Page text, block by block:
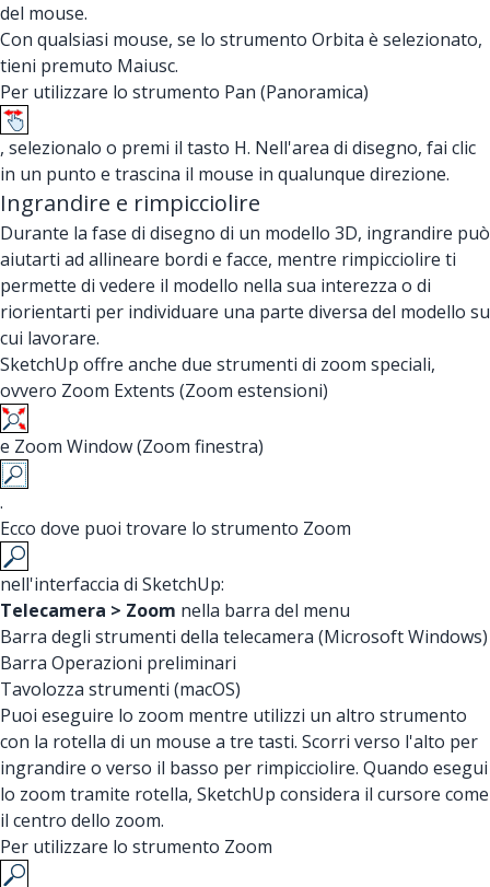
del mouse.
Con qualsiasi mouse, se lo strumento Orbita è selezionato,
tieni premuto Maiusc.
Per utilizzare lo strumento Pan (Panoramica)
, selezionalo o premi il tasto H. Nell'area di disegno, fai clic
in un punto e trascina il mouse in qualunque direzione.
Ingrandire e rimpicciolire
Durante la fase di disegno di un modello 3D, ingrandire può
aiutarti ad allineare bordi e facce, mentre rimpicciolire ti
permette di vedere il modello nella sua interezza o di
riorientarti per individuare una parte diversa del modello su
cui lavorare.
SketchUp offre anche due strumenti di zoom speciali,
ovvero Zoom Extents (Zoom estensioni)
e Zoom Window (Zoom finestra)
.
Ecco dove puoi trovare lo strumento Zoom
nell'interfaccia di SketchUp:
Telecamera > Zoom nella barra del menu
Barra degli strumenti della telecamera (Microsoft Windows)
Barra Operazioni preliminari
Tavolozza strumenti (macOS)
Puoi eseguire lo zoom mentre utilizzi un altro strumento
con la rotella di un mouse a tre tasti. Scorri verso l'alto per
ingrandire o verso il basso per rimpicciolire. Quando esegui
lo zoom tramite rotella, SketchUp considera il cursore come
il centro dello zoom.
Per utilizzare lo strumento Zoom